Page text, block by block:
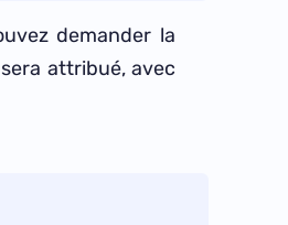
demander la
attribué, avec